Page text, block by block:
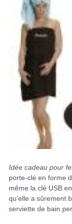
Idée cadeau pour
porte-clé en forme
même la clé USB
qu’elle a sûrement
serviette de bain